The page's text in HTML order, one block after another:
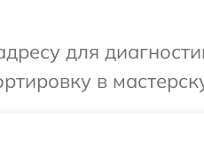
для
в